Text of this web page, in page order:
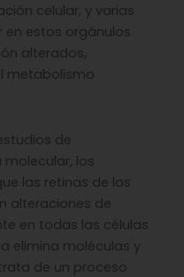
celular, y varias
en estos orgánulos
alterados,
metabolismo
de
los
las retinas de los
alteraciones de
en todas las células
elimina moléculas y
de un proceso